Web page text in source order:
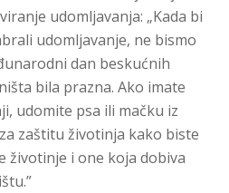
udomljavanja: „Kada bi
udomljavanje, ne bismo
dan beskućnih
bila prazna. Ako imate
udomite psa ili mačku iz
zaštitu životinja kako biste
životinje i one koja dobiva